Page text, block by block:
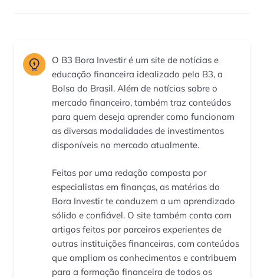
O B3 Bora Investir é um site de notícias e
educação financeira idealizado pela B3, a
Bolsa do Brasil. Além de notícias sobre o
mercado financeiro, também traz conteúdos
para quem deseja aprender como funcionam
as diversas modalidades de investimentos
disponíveis no mercado atualmente.
Feitas por uma redação composta por
especialistas em finanças, as matérias do
Bora Investir te conduzem a um aprendizado
sólido e confiável. O site também conta com
artigos feitos por parceiros experientes de
outras instituições financeiras, com conteúdos
que ampliam os conhecimentos e contribuem
para a formação financeira de todos os